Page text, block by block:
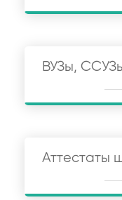
ВУЗы,
Аттестаты